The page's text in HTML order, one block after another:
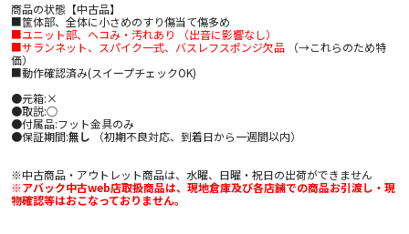
商品の状態【中古品】
■筐体部、全体に小さめのすり傷当て傷多め
■ユニット部、ヘコみ・汚れあり （出音に影響なし）
■サランネット、スパイク一式、バスレフスポンジ欠品（→これらのため特
価）
■動作確認済み(スイープチェックOK)
●元箱:×
●取説:○
●付属品:フット金具のみ
●保証期間:無し （初期不良対応、到着日から一週間以内）
※中古商品・アウトレット商品は、水曜、日曜・祝日の出荷ができません
※アバック中古web店取扱商品は、現地倉庫及び各店舗での商品お引渡し・現
物確認等はおこなっておりません。